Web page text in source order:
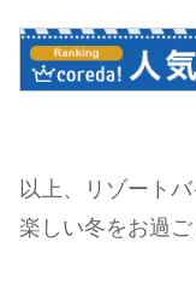
以上、リゾート
楽しい冬をお過ご